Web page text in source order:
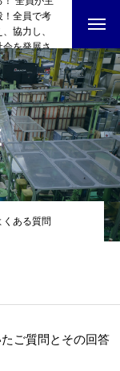
！全員で考
、協力し、
会を発展さ
よう！ 次工
はお客様と
え、常に次
工程・お客
に満足して
らえるよう
仕事をしよ
。 POLICY
くある質問
ご質問とその回答